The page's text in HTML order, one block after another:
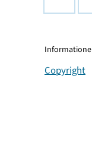
Copyright